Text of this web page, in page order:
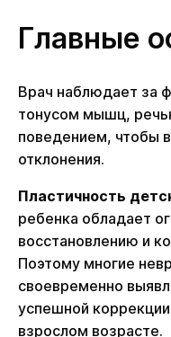
Главные
Врач наблюдает за
тонусом мышц,
поведением, чтобы
отклонения.
Пластичность
ребенка обладает
восстановлению и
Поэтому многие
своевременно
успешной
взрослом возрасте.